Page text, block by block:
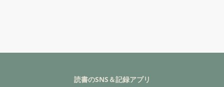
読書のSNS＆記録アプリ